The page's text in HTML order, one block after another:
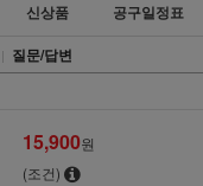
신상품
공구일정표
| 질문/답변
15,900원
(조건)